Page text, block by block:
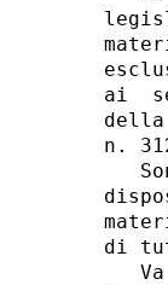
ai
n.
di